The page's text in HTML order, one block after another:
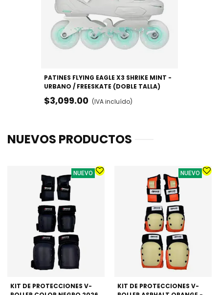
PATINES FLYING EAGLE X3 SHRIKE MINT -
URBANO / FREESKATE (DOBLE TALLA)
$3,099.00 (IVA incluído)
NUEVOS PRODUCTOS
NUEVO
KIT DE PROTECCIONES V-
NUEVO
KIT DE PROTECCIONES V-